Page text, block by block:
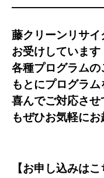
藤クリーンリサ
お受けしています
各種プログラム
もとにプログラム
喜んでご対応させ
もぜひお気軽にお
【お申し込みはこ